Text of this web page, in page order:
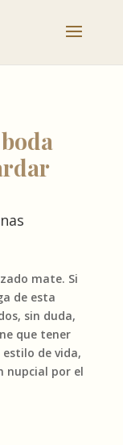
mate. Si
de esta
sin duda,
que tener
de vida,
nupcial por el